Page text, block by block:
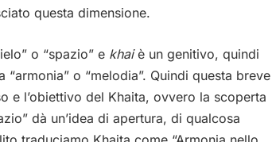
questa dimensione.
o “spazio” e khaiè un genitivo, quindi
“armonia” o “melodia”. Quindi questa breve
e l’obiettivo del Khaita, ovvero la scoperta
dà un’idea di apertura, di qualcosa